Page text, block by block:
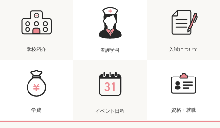
学校紹介 看護学科 入試について
学費 イベント日程 資格・就職